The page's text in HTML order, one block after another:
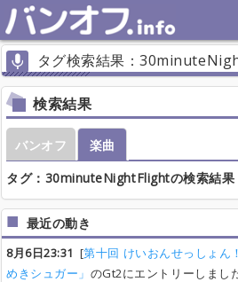
タグ検索結果：
検索結果
バンオフ
楽曲
タグ：30minuteNightFlightの検索結果
最近の動き
8月6日23:31 [第十回 けいおんせっしょん！
めきシュガー」 のGt2にエントリーしました